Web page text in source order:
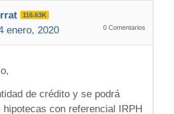
116.63K
enero, 2020 0 Comentarios
de crédito y se podrá
hipotecas con referencial IRPH